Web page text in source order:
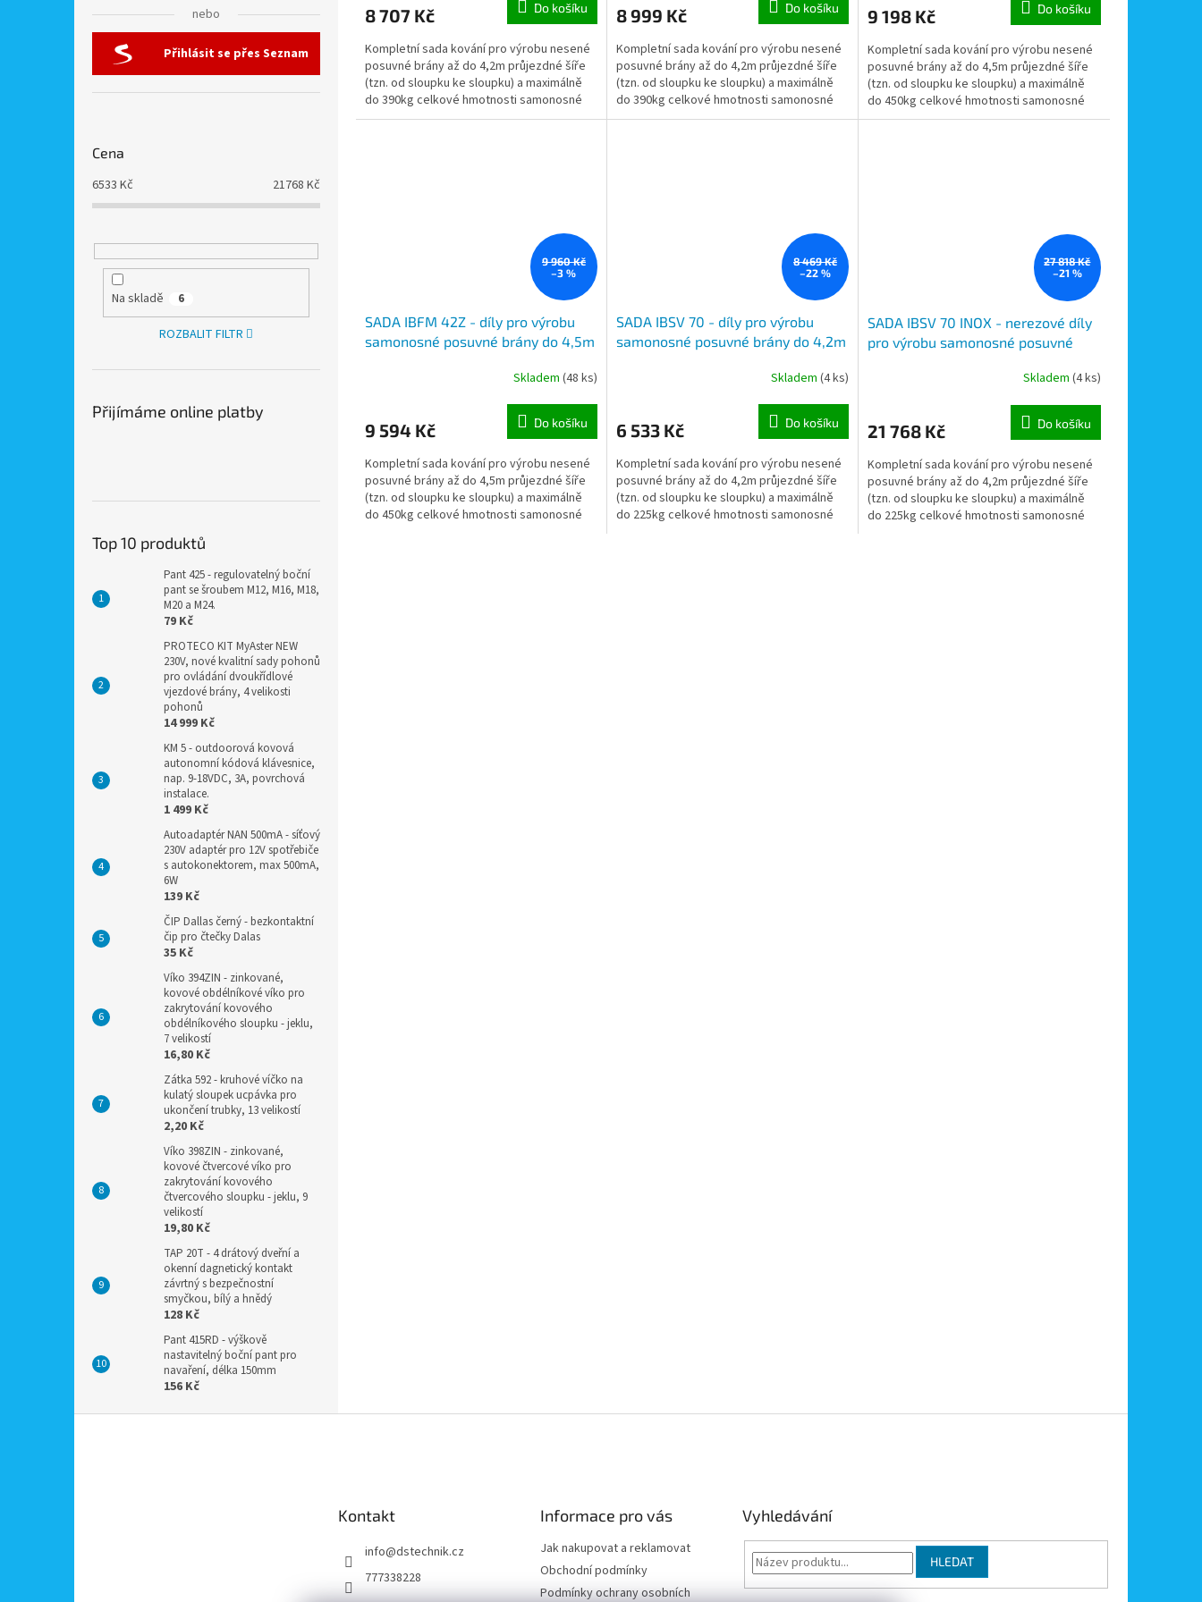
nebo
Přihlásit se přes Seznam
Cena
6533 Kč 21768 Kč
Na skladě 6
ROZBALIT FILTR
Přijímáme online platby
Top 10 produktů
Pant 425 - regulovatelný boční
pant se šroubem M12, M16, M18,
M20 a M24.
79 Kč
PROTECO KIT MyAster NEW
230V, nové kvalitní sady pohonů
pro ovládání dvoukřídlové
vjezdové brány, 4 velikosti
pohonů
14 999 Kč
KM 5 - outdoorová kovová
autonomní kódová klávesnice,
nap. 9-18VDC, 3A, povrchová
instalace.
1 499 Kč
Autoadaptér NAN 500mA - síťový
230V adaptér pro 12V spotřebiče
s autokonektorem, max 500mA,
6W
139 Kč
ČIP Dallas černý - bezkontaktní
čip pro čtečky Dalas
35 Kč
Víko 394ZIN - zinkované,
kovové obdélníkové víko pro
zakrytování kovového
obdélníkového sloupku - jeklu,
7 velikostí
16,80 Kč
Zátka 592 - kruhové víčko na
kulatý sloupek ucpávka pro
ukončení trubky, 13 velikostí
2,20 Kč
Víko 398ZIN - zinkované,
kovové čtvercové víko pro
zakrytování kovového
čtvercového sloupku - jeklu, 9
velikostí
19,80 Kč
TAP 20T - 4 drátový dveřní a
okenní dagnetický kontakt
závrtný s bezpečnostní
smyčkou, bílý a hnědý
128 Kč
Pant 415RD - výškově
nastavitelný boční pant pro
navaření, délka 150mm
156 Kč
8 707 Kč Do košíku
Kompletní sada kování pro výrobu nesené
posuvné brány až do 4,2m průjezdné šíře
(tzn. od sloupku ke sloupku) a maximálně
do 390kg celkové hmotnosti samonosné
brány.
8 999 Kč Do košíku
Kompletní sada kování pro výrobu nesené
posuvné brány až do 4,2m průjezdné šíře
(tzn. od sloupku ke sloupku) a maximálně
do 390kg celkové hmotnosti samonosné
brány.
9 198 Kč Do košíku
Kompletní sada kování pro výrobu nesené
posuvné brány až do 4,5m průjezdné šíře
(tzn. od sloupku ke sloupku) a maximálně
do 450kg celkové hmotnosti samonosné
brány.
9 960 Kč
–3 %
SADA IBFM 42Z - díly pro výrobu
samonosné posuvné brány do 4,5m
profil 6m délky, 2x vozík, kapsa a
Skladem (48 ks)
9 594 Kč Do košíku
Kompletní sada kování pro výrobu nesené
posuvné brány až do 4,5m průjezdné šíře
(tzn. od sloupku ke sloupku) a maximálně
do 450kg celkové hmotnosti samonosné
8 469 Kč
–22 %
SADA IBSV 70 - díly pro výrobu
samonosné posuvné brány do 4,2m
6m délky, 2x vozík, kapsa aSkladem (4 ks)
6 533 Kč Do košíku
Kompletní sada kování pro výrobu nesené
posuvné brány až do 4,2m průjezdné šíře
(tzn. od sloupku ke sloupku) a maximálně
do 225kg celkové hmotnosti samonosné
27 818 Kč
–21 %
SADA IBSV 70 INOX - nerezové díly
pro výrobu samonosné posuvné
C profil 6m, 2x vozík, kapsa a
Skladem (4 ks)
21 768 Kč Do košíku
Kompletní sada kování pro výrobu nesené
posuvné brány až do 4,2m průjezdné šíře
(tzn. od sloupku ke sloupku) a maximálně
do 225kg celkové hmotnosti samonosné
Kontakt
info@dstechnik.cz
777338228
Informace pro vás
Jak nakupovat a reklamovat
Obchodní podmínky
Podmínky ochrany osobních
Vyhledávání
HLEDAT